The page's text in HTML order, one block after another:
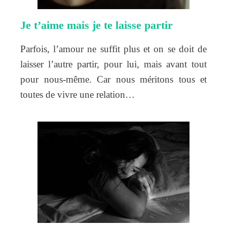
Je t’aime mais je te laisse partir
Parfois, l’amour ne suffit plus et on se doit de
laisser l’autre partir, pour lui, mais avant tout
pour nous-même. Car nous méritons tous et
toutes de vivre une relation…